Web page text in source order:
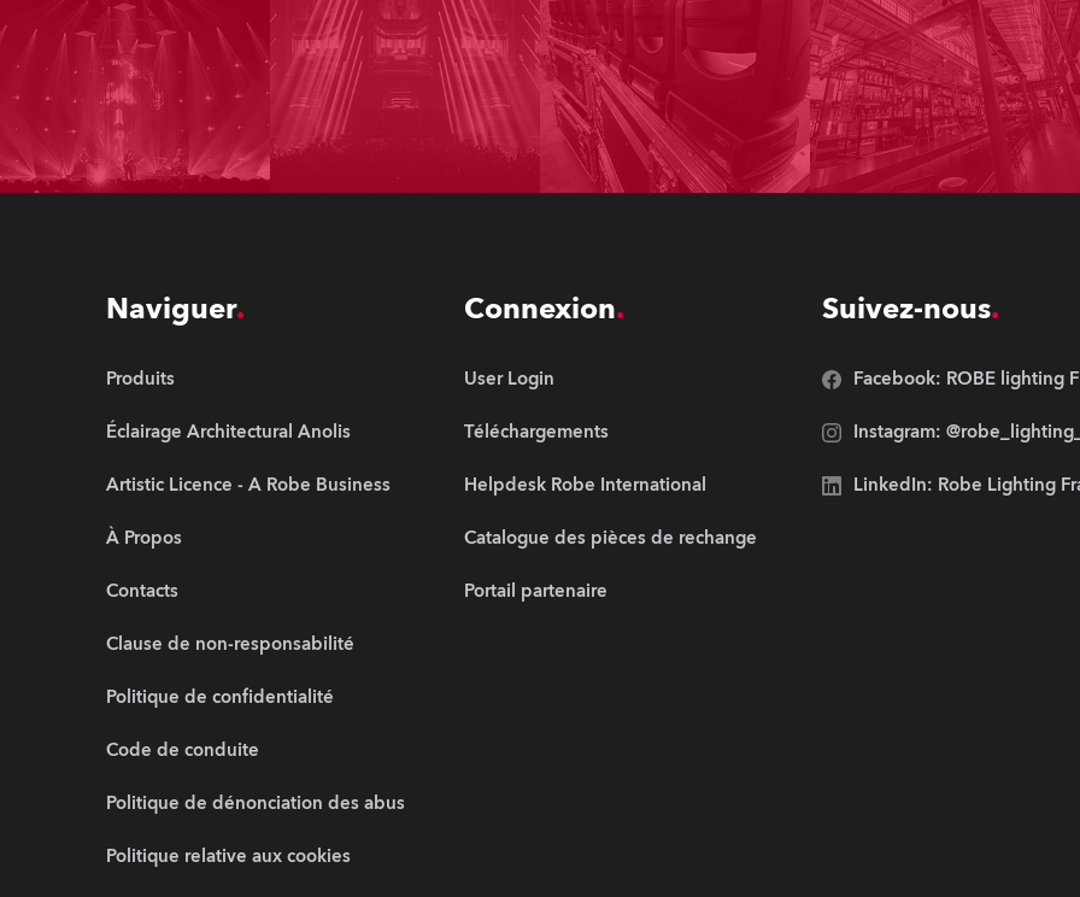
Naviguer
Produits
Éclairage Architectural Anolis
Artistic Licence - A Robe Business
À Propos
Contacts
Clause de non-responsabilité
Politique de confidentialité
Code de conduite
Politique de dénonciation des abus
Politique relative aux cookies
Connexion
User Login
Téléchargements
Helpdesk Robe International
Catalogue des pièces de rechange
Portail partenaire
Suivez-nous
Facebook: ROBE lighting
Instagram:
LinkedIn: Robe Lighting